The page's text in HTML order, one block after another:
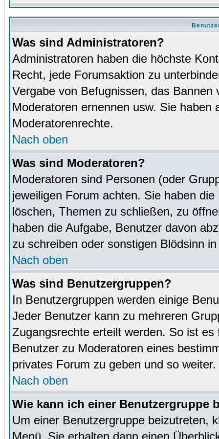
Was sind Administratoren?
Administratoren haben die höchste
Recht, jede Forumsaktion zu
Vergabe von Befugnissen, das
Moderatoren ernennen usw. Sie
Moderatorenrechte.
Nach oben
Was sind Moderatoren?
Moderatoren sind Personen (oder
jeweiligen Forum achten. Sie haben
löschen, Themen zu schließen, zu
haben die Aufgabe, Benutzer davon
zu schreiben oder sonstigen Blödsinn
Nach oben
Was sind Benutzergruppen?
In Benutzergruppen werden einige
Jeder Benutzer kann zu mehreren
Zugangsrechte erteilt werden. So ist
Benutzer zu Moderatoren eines
privates Forum zu geben und so weiter.
Nach oben
Wie kann ich einer Benutzergruppe
Um einer Benutzergruppe beizutreten,
Menü. Sie erhalten dann einen